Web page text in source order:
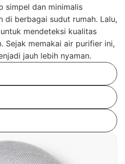
simpel dan minimalis
di berbagai sudut rumah. Lalu,
mendeteksi kualitas
Sejak memakai air purifier ini,
jauh lebih nyaman.